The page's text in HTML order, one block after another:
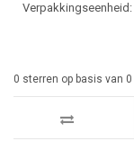
0 sterren op basis van 0